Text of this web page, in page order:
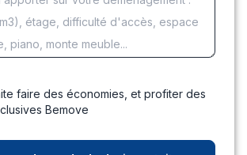
faire des économies, et profiter des
Bemove